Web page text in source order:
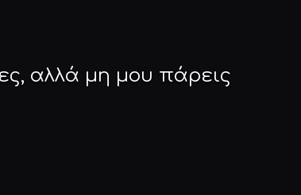
αλλά μη μου πάρεις